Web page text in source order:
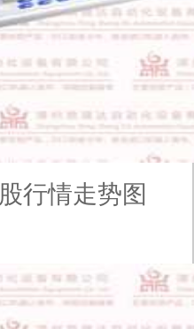
行情走势图